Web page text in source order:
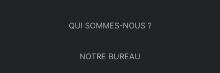
QUI SOMMES-NOUS ?
NOTRE BUREAU